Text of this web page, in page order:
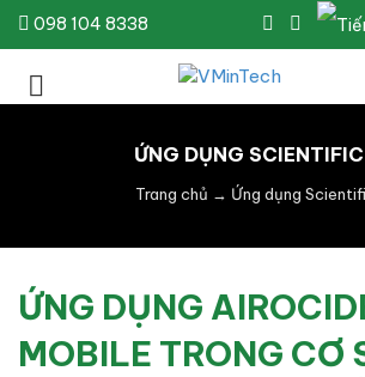
098 104 8338
ỨNG DỤNG
Trang chủ → Ứng dụng
ỨNG DỤNG
MOBILE TRONG CƠ